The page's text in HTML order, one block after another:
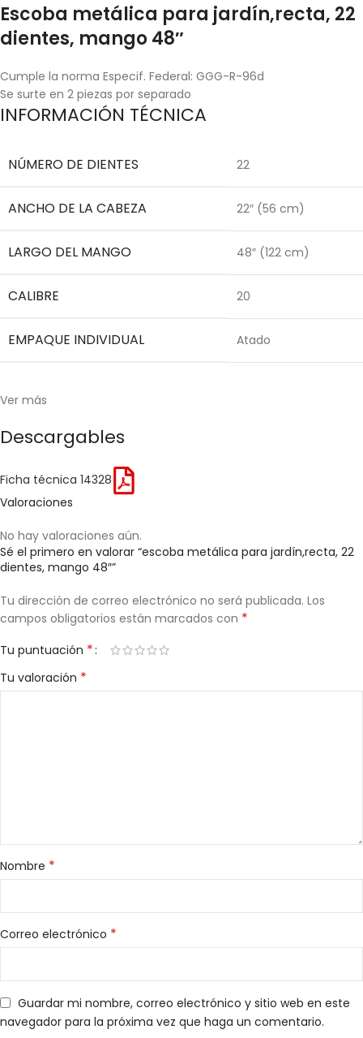
Escoba metálica para jardín,recta, 22
dientes, mango 48″
Cumple la norma Especif. Federal: GGG-R-96d
Se surte en 2 piezas por separado
INFORMACIÓN TÉCNICA
NÚMERO DE DIENTES 22
ANCHO DE LA CABEZA 22″ (56 cm)
LARGO DEL MANGO 48″ (122 cm)
CALIBRE 20
EMPAQUE INDIVIDUAL Atado
Ver más
Descargables
Ficha técnica 14328
Valoraciones
No hay valoraciones aún.
Sé el primero en valorar “escoba metálica para jardín,recta, 22
dientes, mango 48″”
Tu dirección de correo electrónico no será publicada. Los
campos obligatorios están marcados con *
Tu puntuación *
Tu valoración *
Nombre *
Correo electrónico *
Guardar mi nombre, correo electrónico y sitio web en este
navegador para la próxima vez que haga un comentario.